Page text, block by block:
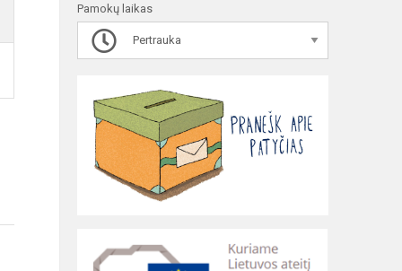
Pamokų laikas
Pertrauka